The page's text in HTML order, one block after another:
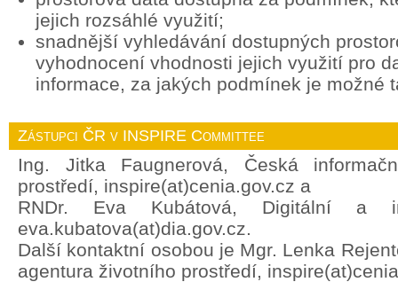
jejich rozsáhlé využití;
snadnější vyhledávání dostupných
vyhodnocení vhodnosti jejich využití pro
informace, za jakých podmínek je možné
Zástupci ČR v INSPIRE Committee
Ing. Jitka Faugnerová, Česká
prostředí, inspire(at)cenia.gov.cz a
RNDr. Eva Kubátová, Digitální a
eva.kubatova(at)dia.gov.cz.
Další kontaktní osobou je Mgr. Lenka
agentura životního prostředí,